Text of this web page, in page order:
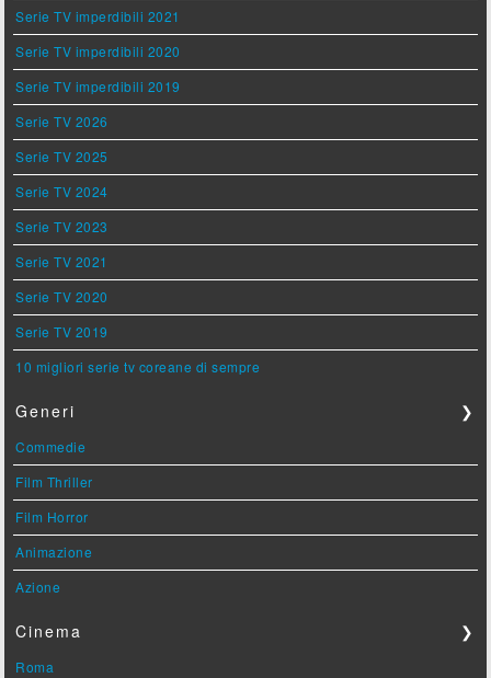
Serie TV imperdibili 2021
Serie TV imperdibili 2020
Serie TV imperdibili 2019
Serie TV 2026
Serie TV 2025
Serie TV 2024
Serie TV 2023
Serie TV 2021
Serie TV 2020
Serie TV 2019
10 migliori serie tv coreane di sempre
Generi ❯
Commedie
Film Thriller
Film Horror
Animazione
Azione
Cinema ❯
Roma